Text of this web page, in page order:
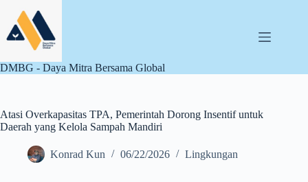
content
DMBG - Daya Mitra Bersama Global
Atasi Overkapasitas TPA, Pemerintah Dorong Insentif untuk
Daerah yang Kelola Sampah Mandiri
Konrad Kun 06/22/2026 Lingkungan